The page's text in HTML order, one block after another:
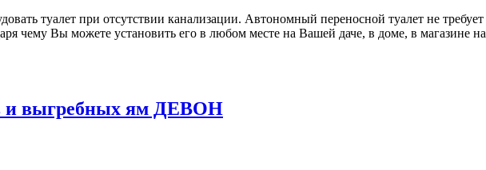
туалет при отсутствии канализации. Автономный переносной туалет не требует
чему Вы можете установить его в любом месте на Вашей даче, в доме, в магазине на
и выгребных ям ДЕВОН